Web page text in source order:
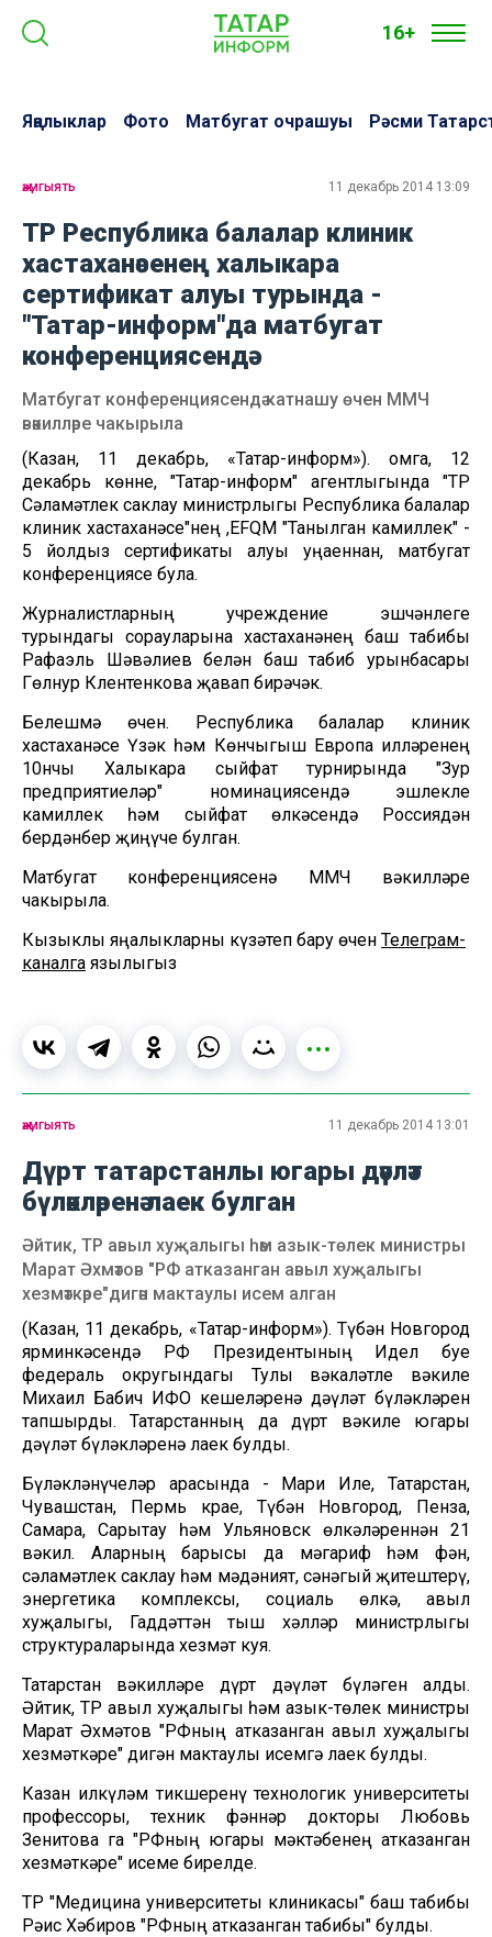
16+
Яңалыклар Фото Матбугат очрашуы Рәсми
җәмгыять 11 декабрь 2014 13:09
ТР Республика балалар клиник
хастаханәсенең халыкара
сертификат алуы турында -
"Татар-информ"да матбугат
конференциясендә
Матбугат конференциясендә катнашу өчен ММЧ
вәкилләре чакырыла
(Казан, 11 декабрь, «Татар-информ»). Җомга, 12
декабрь көнне, "Татар-информ" агентлыгында "ТР
Сәламәтлек саклау министрлыгы Республика балалар
клиник хастаханәсе"нең ,EFQM "Танылган камиллек" -
5 йолдыз сертификаты алуы уңаеннан, матбугат
конференциясе була.
Журналистларның учреждение эшчәнлеге
турындагы сорауларына хастаханәнең баш табибы
Рафаэль Шәвәлиев белән баш табиб урынбасары
Гөлнур Клентенкова җавап бирәчәк.
Белешмә өчен. Республика балалар клиник
хастаханәсе Үзәк һәм Көнчыгыш Европа илләренең
10нчы Халыкара сыйфат турнирында "Зур
предприятиеләр" номинациясендә эшлекле
камиллек һәм сыйфат өлкәсендә Россиядән
бердәнбер җиңүче булган.
Матбугат конференциясенә ММЧ вәкилләре
чакырыла.
Кызыклы яңалыкларны күзәтеп бару өчен Телеграм-
каналга язылыгыз
җәмгыять 11 декабрь 2014 13:01
Дүрт татарстанлы югары дәүләт
бүләкләренә лаек булган
Әйтик, ТР авыл хуҗалыгы һәм азык-төлек министры
Марат Әхмәтов "РФ атказанган авыл хуҗалыгы
хезмәткәре"дигән мактаулы исем алган
(Казан, 11 декабрь, «Татар-информ»). Түбән Новгород
ярминкәсендә РФ Президентының Идел буе
федераль округындагы Тулы вәкаләтле вәкиле
Михаил Бабич ИФО кешеләренә дәүләт бүләкләрен
тапшырды. Татарстанның да дүрт вәкиле югары
дәүләт бүләкләренә лаек булды.
Бүләкләнүчеләр арасында - Мари Иле, Татарстан,
Чувашстан, Пермь крае, Түбән Новгород, Пенза,
Самара, Сарытау һәм Ульяновск өлкәләреннән 21
вәкил. Аларның барысы да мәгариф һәм фән,
сәламәтлек саклау һәм мәдәният, сәнәгый җитештерү,
энергетика комплексы, социаль өлкә, авыл
хуҗалыгы, Гаддәттән тыш хәлләр министрлыгы
структураларында хезмәт куя.
Татарстан вәкилләре дүрт дәүләт бүләген алды.
Әйтик, ТР авыл хуҗалыгы һәм азык-төлек министры
Марат Әхмәтов "РФның атказанган авыл хуҗалыгы
хезмәткәре" дигән мактаулы исемгә лаек булды.
Казан илкүләм тикшеренү технологик университеты
профессоры, техник фәннәр докторы Любовь
Зенитова га "РФның югары мәктәбенең атказанган
хезмәткәре" исеме бирелде.
ТР "Медицина университеты клиникасы" баш табибы
Рәис Хәбиров "РФның атказанган табибы" булды.